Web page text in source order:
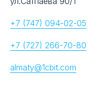
+7 (747) 094-02-05
+7 (727) 266-70-80
almaty@1cbit.com